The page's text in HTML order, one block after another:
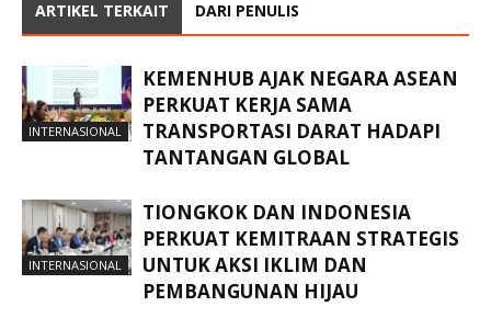
ARTIKEL TERKAIT DARI PENULIS
INTERNASIONAL
KEMENHUB AJAK NEGARA ASEAN
PERKUAT KERJA SAMA
TRANSPORTASI DARAT HADAPI
TANTANGAN GLOBAL
INTERNASIONAL
TIONGKOK DAN INDONESIA
PERKUAT KEMITRAAN STRATEGIS
UNTUK AKSI IKLIM DAN
PEMBANGUNAN HIJAU